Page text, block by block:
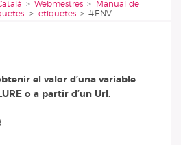
Webmestres
Manual de
etiquetes #ENV
el valor d’una variable
o a partir d’un Url.